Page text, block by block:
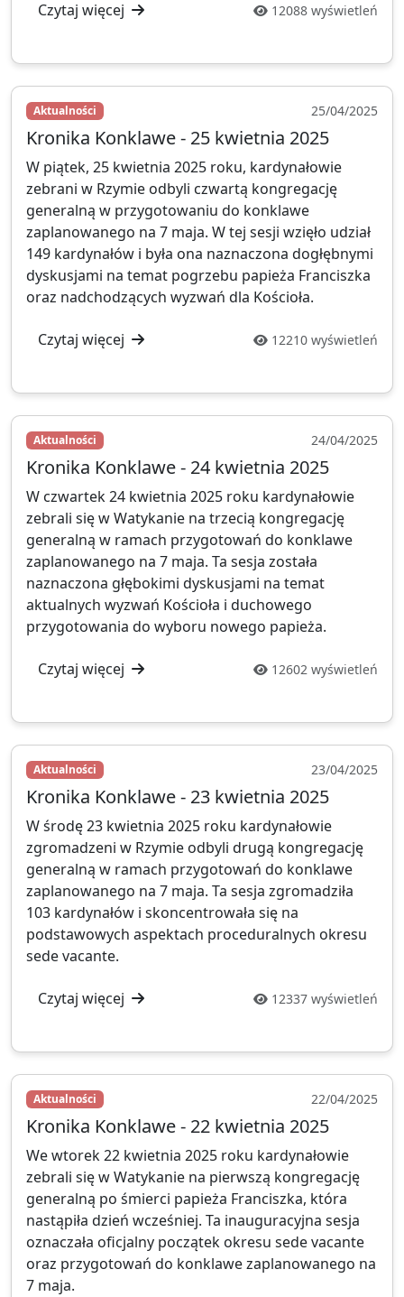
Czytaj więcej 12088 wyświetleń
Aktualności 25/04/2025
Kronika Konklawe - 25 kwietnia 2025
W piątek, 25 kwietnia 2025 roku, kardynałowie
zebrani w Rzymie odbyli czwartą kongregację
generalną w przygotowaniu do konklawe
zaplanowanego na 7 maja. W tej sesji wzięło udział
149 kardynałów i była ona naznaczona dogłębnymi
dyskusjami na temat pogrzebu papieża Franciszka
oraz nadchodzących wyzwań dla Kościoła.
Czytaj więcej 12210 wyświetleń
Aktualności 24/04/2025
Kronika Konklawe - 24 kwietnia 2025
W czwartek 24 kwietnia 2025 roku kardynałowie
zebrali się w Watykanie na trzecią kongregację
generalną w ramach przygotowań do konklawe
zaplanowanego na 7 maja. Ta sesja została
naznaczona głębokimi dyskusjami na temat
aktualnych wyzwań Kościoła i duchowego
przygotowania do wyboru nowego papieża.
Czytaj więcej 12602 wyświetleń
Aktualności 23/04/2025
Kronika Konklawe - 23 kwietnia 2025
W środę 23 kwietnia 2025 roku kardynałowie
zgromadzeni w Rzymie odbyli drugą kongregację
generalną w ramach przygotowań do konklawe
zaplanowanego na 7 maja. Ta sesja zgromadziła
103 kardynałów i skoncentrowała się na
podstawowych aspektach proceduralnych okresu
sede vacante.
Czytaj więcej 12337 wyświetleń
Aktualności 22/04/2025
Kronika Konklawe - 22 kwietnia 2025
We wtorek 22 kwietnia 2025 roku kardynałowie
zebrali się w Watykanie na pierwszą kongregację
generalną po śmierci papieża Franciszka, która
nastąpiła dzień wcześniej. Ta inauguracyjna sesja
oznaczała oficjalny początek okresu sede vacante
oraz przygotowań do konklawe zaplanowanego na
7 maja.
CatéGPT.chat
Pomóż nam kontynuować naszą misję
CatéGPT, organizacja stojąca za
wsparcia, aby nadal rozwijać narzędzia
analityczne i pogłębiać zrozumienie
Rozwój
techniczny
Dogłębne
badania
Niezależna
analiza
Przekaż datek Później